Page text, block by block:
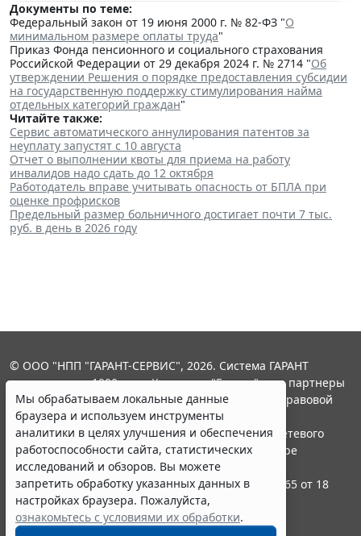
Документы по теме:
Федеральный закон от 19 июня 2000 г. № 82-ФЗ "О
минимальном размере оплаты труда"
Приказ Фонда пенсионного и социального страхования
Российской Федерации от 29 декабря 2024 г. № 2714 "Об
утверждении Решения о порядке предоставления субсидии
на государственную поддержку стимулирования найма
отдельных категорий граждан"
Читайте также:
Сервис автоматического аннулирования патентов за
неуплату запустят с 10 августа
Отчет о выполнении квоты для приема на работу
инвалидов надо сдать до 12 октября
Работодатель вправе учитывать опасность от БПЛА при
оценке профрисков
Предельный размер больничного достигает почти 7 тыс.
руб. в день в 2026 году
Мы обрабатываем локальные данные
браузера и используем инструменты
аналитики в целях улучшения и обеспечения
работоспособности сайта, статистических
исследований и обзоров. Вы можете
запретить обработку указанных данных в
настройках браузера. Пожалуйста,
ознакомьтесь с условиями их обработки.
© ООО "НПП "ГАРАНТ-СЕРВИС", 2026. Система ГАРАНТ
выпускается с 1990 года. Компания "Гарант" и ее партнеры
являются участниками Российской ассоциации правовой
информации ГАРАНТ.
Портал ГАРАНТ.РУ зарегистрирован в качестве сетевого
издания Федеральной службой по надзору в сфере
связи,информационных технологий и массовых
коммуникаций (Роскомнадзором), Эл № ФС77-58365 от 18
июня 2014 года.
16+